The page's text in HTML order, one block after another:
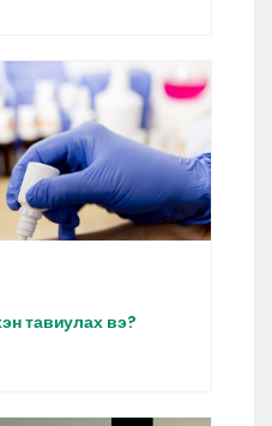
тавиулах вэ?